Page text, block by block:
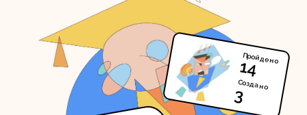
Пройдено
Создано
14
3